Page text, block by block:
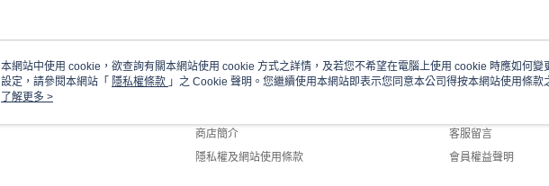
關於我們
商店簡介
隱私權及網站使用條款
客服資訊
客服留言
會員權益聲明
本網站中使用 cookie，欲查詢有關本網站使用 cookie 方式之詳情，及若您不希望在電腦上使用 cookie 時應如何變
設定，請參閱本網站「 隱私權條款 」之 Cookie 聲明。您繼續使用本網站即表示您同意本公司得按本網站使用條款
使用 cookie。
了解更多 >